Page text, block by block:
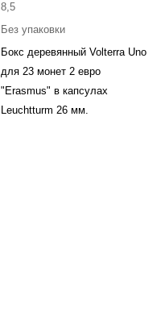
8,5
Без упаковки
Бокс деревянный Volterra Uno
для 23 монет 2 евро
"Erasmus" в капсулах
Leuchtturm 26 мм.